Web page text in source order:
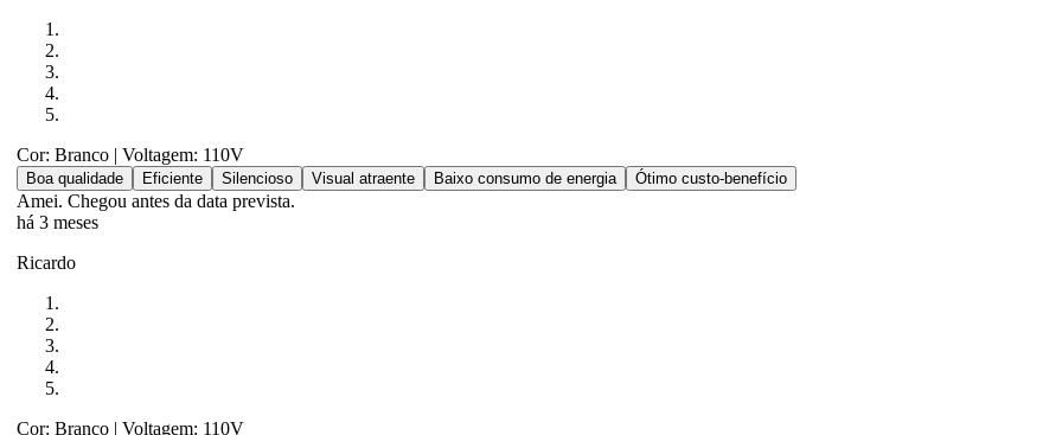
Cor: Branco | Voltagem: 110V
Boa qualidade Eficiente Silencioso Visual atraente Baixo consumo de energia Ótimo custo-benefício
Amei. Chegou antes da data prevista.
há 3 meses
Ricardo
Cor: Branco | Voltagem: 110V